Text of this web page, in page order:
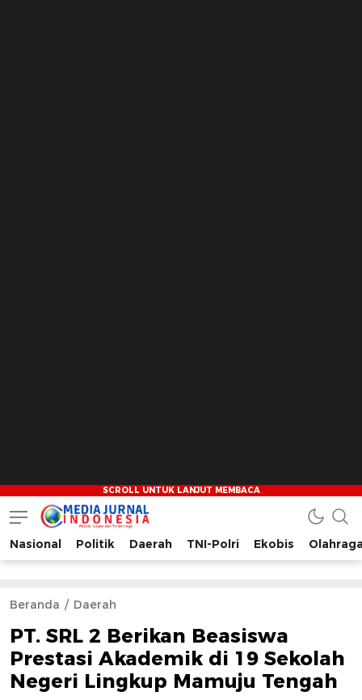
Media Jurnal Indonesia
Bersama Membangun Indonesia
Nasional Politik Daerah TNI-Polri Ekobis
Beranda Daerah
PT. SRL 2 Berikan Beasiswa
Prestasi Akademik di 19 Sekolah
Negeri Lingkup Mamuju Tengah